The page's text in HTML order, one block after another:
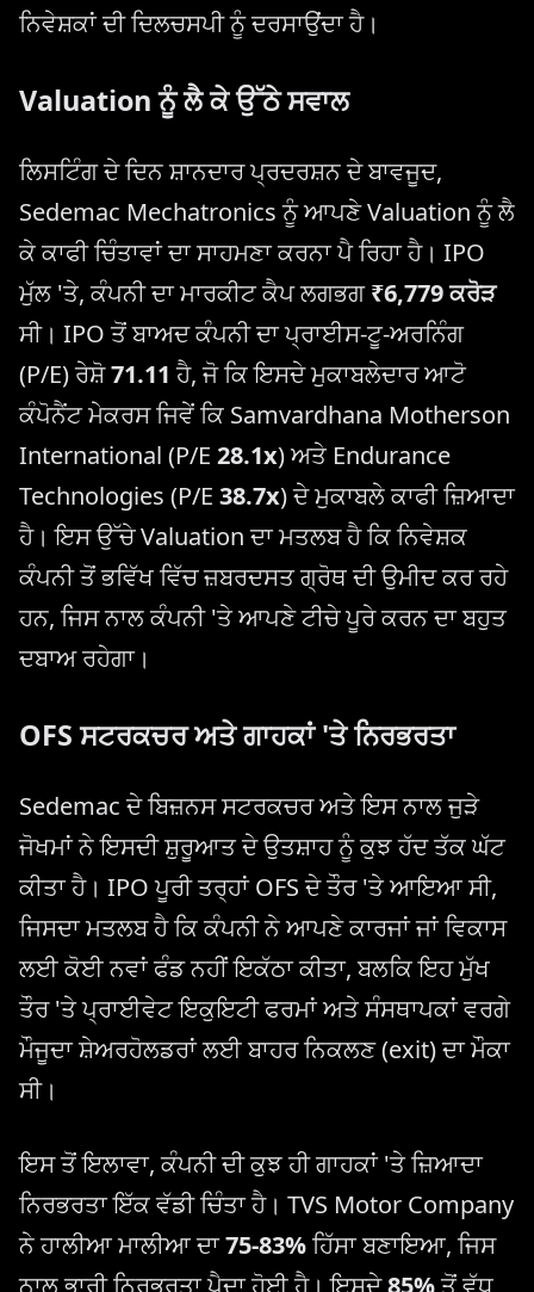
ਨਿਵੇਸ਼ਕਾਂ ਦੀ ਦਿਲਚਸਪੀ ਨੂੰ ਦਰਸਾਉਂਦਾ ਹੈ।
Valuation ਨੂੰ ਲੈ ਕੇ ਉੱਠੇ ਸਵਾਲ
ਲਿਸਟਿੰਗ ਦੇ ਦਿਨ ਸ਼ਾਨਦਾਰ ਪ੍ਰਦਰਸ਼ਨ ਦੇ ਬਾਵਜੂਦ,
Sedemac Mechatronics ਨੂੰ ਆਪਣੇ Valuation ਨੂੰ ਲੈ
ਕੇ ਕਾਫੀ ਚਿੰਤਾਵਾਂ ਦਾ ਸਾਹਮਣਾ ਕਰਨਾ ਪੈ ਰਿਹਾ ਹੈ। IPO
ਮੁੱਲ 'ਤੇ, ਕੰਪਨੀ ਦਾ ਮਾਰਕੀਟ ਕੈਪ ਲਗਭਗ₹6,779 ਕਰੋੜ
ਸੀ। IPO ਤੋਂ ਬਾਅਦ ਕੰਪਨੀ ਦਾ ਪ੍ਰਾਈਸ-ਟੂ-ਅਰਨਿੰਗ
(P/E) ਰੇਸ਼ੋ71.11 ਹੈ, ਜੋ ਕਿ ਇਸਦੇ ਮੁਕਾਬਲੇਦਾਰ ਆਟੋ
ਕੰਪੋਨੈਂਟ ਮੇਕਰਸ ਜਿਵੇਂ ਕਿ Samvardhana Motherson
International (P/E 28.1x) ਅਤੇ Endurance
Technologies (P/E 38.7x) ਦੇ ਮੁਕਾਬਲੇ ਕਾਫੀ ਜ਼ਿਆਦਾ
ਹੈ। ਇਸ ਉੱਚੇ Valuation ਦਾ ਮਤਲਬ ਹੈ ਕਿ ਨਿਵੇਸ਼ਕ
ਕੰਪਨੀ ਤੋਂ ਭਵਿੱਖ ਵਿੱਚ ਜ਼ਬਰਦਸਤ ਗ੍ਰੋਥ ਦੀ ਉਮੀਦ ਕਰ ਰਹੇ
ਹਨ, ਜਿਸ ਨਾਲ ਕੰਪਨੀ 'ਤੇ ਆਪਣੇ ਟੀਚੇ ਪੂਰੇ ਕਰਨ ਦਾ ਬਹੁਤ
ਦਬਾਅ ਰਹੇਗਾ।
OFS ਸਟਰਕਚਰ ਅਤੇ ਗਾਹਕਾਂ 'ਤੇ ਨਿਰਭਰਤਾ
Sedemac ਦੇ ਬਿਜ਼ਨਸ ਸਟਰਕਚਰ ਅਤੇ ਇਸ ਨਾਲ ਜੁੜੇ
ਜੋਖਮਾਂ ਨੇ ਇਸਦੀ ਸ਼ੁਰੂਆਤ ਦੇ ਉਤਸ਼ਾਹ ਨੂੰ ਕੁਝ ਹੱਦ ਤੱਕ ਘੱਟ
ਕੀਤਾ ਹੈ। IPO ਪੂਰੀ ਤਰ੍ਹਾਂ OFS ਦੇ ਤੌਰ 'ਤੇ ਆਇਆ ਸੀ,
ਜਿਸਦਾ ਮਤਲਬ ਹੈ ਕਿ ਕੰਪਨੀ ਨੇ ਆਪਣੇ ਕਾਰਜਾਂ ਜਾਂ ਵਿਕਾਸ
ਲਈ ਕੋਈ ਨਵਾਂ ਫੰਡ ਨਹੀਂ ਇਕੱਠਾ ਕੀਤਾ, ਬਲਕਿ ਇਹ ਮੁੱਖ
ਤੌਰ 'ਤੇ ਪ੍ਰਾਈਵੇਟ ਇਕੁਇਟੀ ਫਰਮਾਂ ਅਤੇ ਸੰਸਥਾਪਕਾਂ ਵਰਗੇ
ਮੌਜੂਦਾ ਸ਼ੇਅਰਹੋਲਡਰਾਂ ਲਈ ਬਾਹਰ ਨਿਕਲਣ (exit) ਦਾ ਮੌਕਾ
ਸੀ।
ਇਸ ਤੋਂ ਇਲਾਵਾ, ਕੰਪਨੀ ਦੀ ਕੁਝ ਹੀ ਗਾਹਕਾਂ 'ਤੇ ਜ਼ਿਆਦਾ
ਨਿਰਭਰਤਾ ਇੱਕ ਵੱਡੀ ਚਿੰਤਾ ਹੈ। TVS Motor Company
ਨੇ ਹਾਲੀਆ ਮਾਲੀਆ ਦਾ75-83%ਹਿੱਸਾ ਬਣਾਇਆ, ਜਿਸ